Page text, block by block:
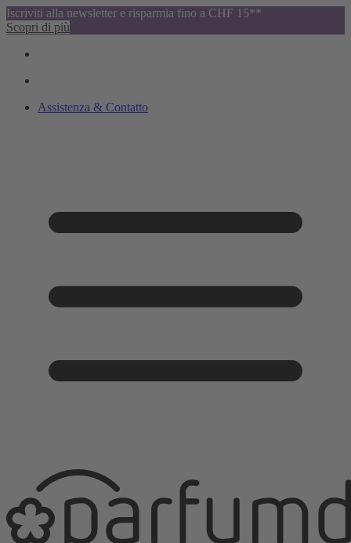
Iscriviti alla newsletter e risparmia fino a CHF 15**
Scopri di più
Assistenza & Contatto